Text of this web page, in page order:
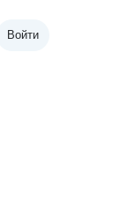
Войти